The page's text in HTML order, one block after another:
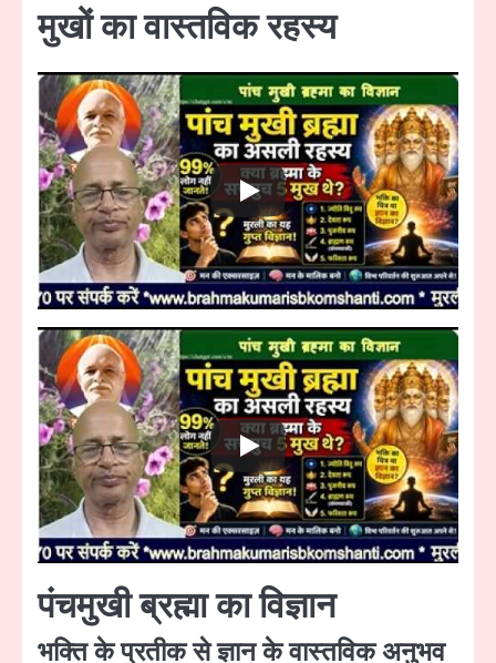
मुखों का वास्तविक रहस्य
पंचमुखी ब्रह्मा का विज्ञान
भक्ति के प्रतीक से ज्ञान के वास्तविक अनुभव